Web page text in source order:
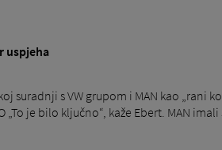
uspjeha
suradnji s VW grupom i MAN kao
„To je bilo ključno“, kaže Ebert. MAN